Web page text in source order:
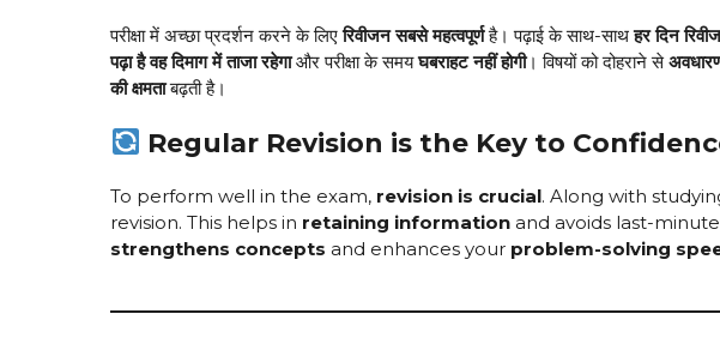
परीक्षा में अच्छा प्रदर्शन करने के लिएरिवीजन सबसे महत्वपूर्णहै। पढ़ाई के साथ-साथहर दिन
पढ़ा है वह दिमाग में ताजा रहेगाऔर परीक्षा के समयघबराहट नहीं होगी। विषयों को दोहराने से
की क्षमताबढ़ती है।
Regular Revision is the Key to
To perform well in the exam, revision is crucial. Along with
revision. This helps in retaining information and avoids last-
strengthens concepts and enhances your problem-solving